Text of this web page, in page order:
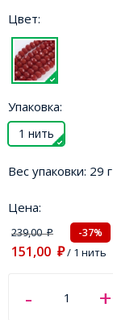
Цвет:
Упаковка:
1 нить
Вес упаковки: 29 г
Цена:
239,00₽ -37%
151,00 ₽/ 1 нить